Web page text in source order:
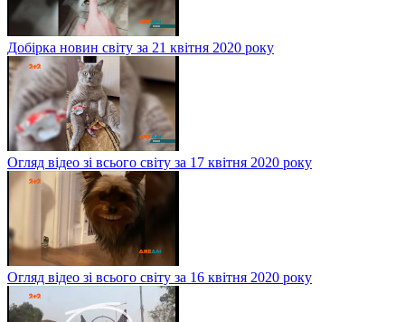
Добірка новин світу за 21 квітня 2020 року
Огляд відео зі всього світу за 17 квітня 2020 року
Огляд відео зі всього світу за 16 квітня 2020 року